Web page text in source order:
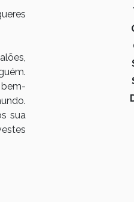
sua